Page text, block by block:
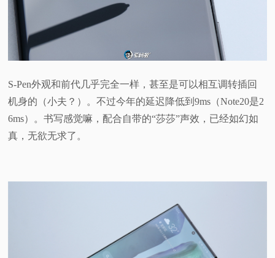
S-Pen外观和前代几乎完全一样，甚至是可以相互调转插回
机身的（小夫？）。不过今年的延迟降低到9ms（Note20是2
6ms）。书写感觉嘛，配合自带的“莎莎”声效，已经如幻如
真，无欲无求了。